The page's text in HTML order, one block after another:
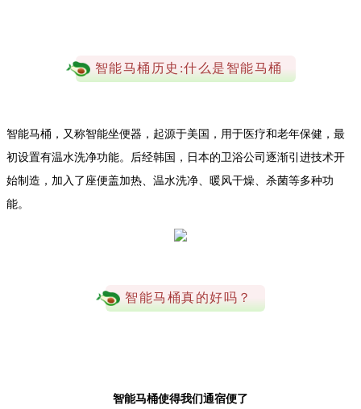
智能马桶历史:什么是智能马桶
智能马桶，又称智能坐便器，起源于美国，用于医疗和老年保健，最
初设置有温水洗净功能。后经韩国，日本的卫浴公司逐渐引进技术开
始制造，加入了座便盖加热、温水洗净、暖风干燥、杀菌等多种功
能。
智能马桶真的好吗？
智能马桶使得我们通宿便了